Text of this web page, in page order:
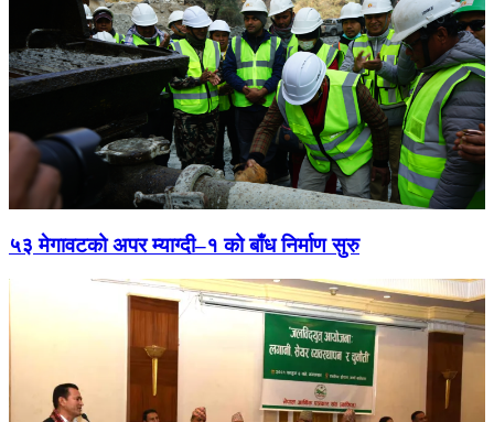
५३ मेगावटको अपर म्याग्दी–१ को बाँध निर्माण सुरु